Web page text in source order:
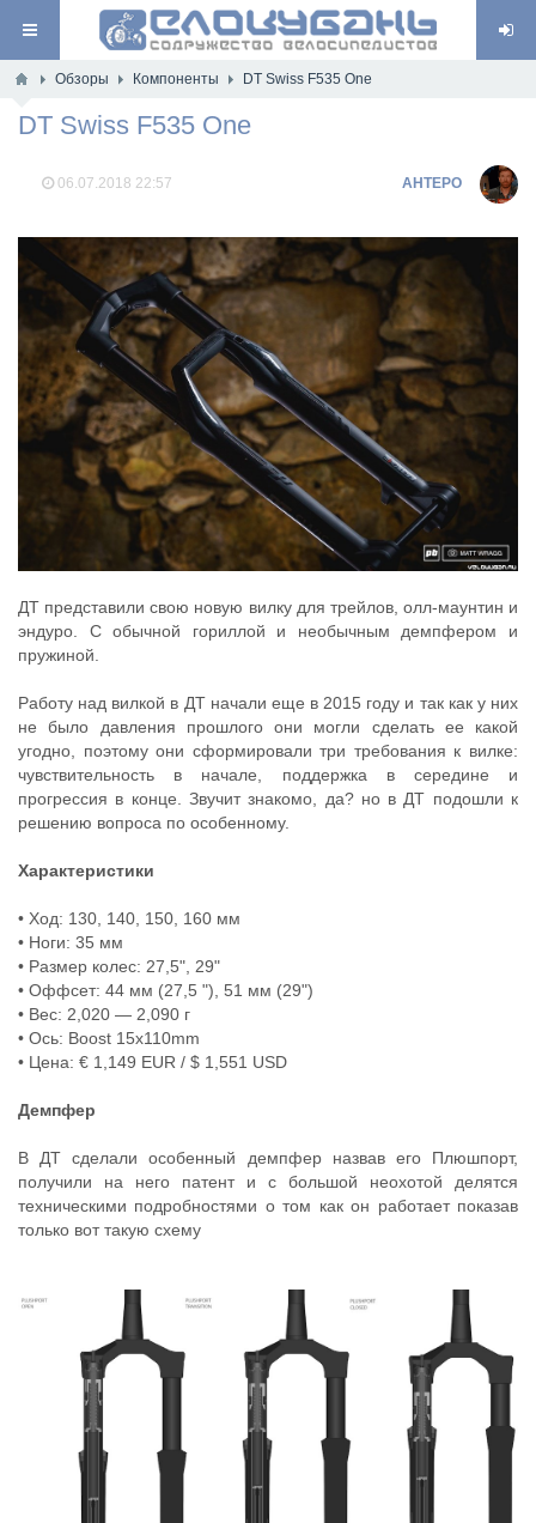
Обзоры Компоненты DT Swiss F535 One
DT Swiss F535 One
06.07.2018 22:57 AHTEPO
ДТ представили свою новую вилку для трейлов, олл-маунтин и
эндуро. С обычной гориллой и необычным демпфером и
пружиной.
Работу над вилкой в ДТ начали еще в 2015 году и так как у них
не было давления прошлого они могли сделать ее какой
угодно, поэтому они сформировали три требования к вилке:
чувствительность в начале, поддержка в середине и
прогрессия в конце. Звучит знакомо, да? но в ДТ подошли к
решению вопроса по особенному.
Характеристики
• Ход: 130, 140, 150, 160 мм
• Ноги: 35 мм
• Размер колес: 27,5", 29"
• Оффсет: 44 мм (27,5 "), 51 мм (29")
• Вес: 2,020 — 2,090 г
• Ось: Boost 15x110mm
• Цена: € 1,149 EUR / $ 1,551 USD
Демпфер
В ДТ сделали особенный демпфер назвав его Плюшпорт,
получили на него патент и с большой неохотой делятся
техническими подробностями о том как он работает показав
только вот такую схему